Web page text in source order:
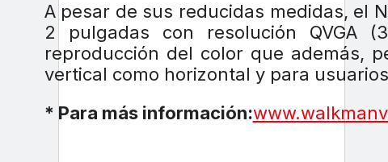
A pesar de sus reducidas medidas, el
2 pulgadas con resolución QVGA
reproducción del color que además,
vertical como horizontal y para
* Para más información: